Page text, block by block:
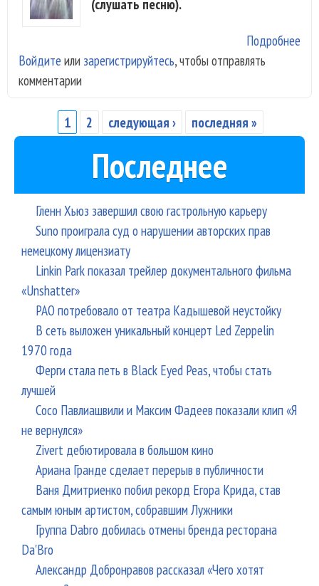
(слушать песню).
Подробнее
Войдите или зарегистрируйтесь, чтобы отправлять
комментарии
Страницы
1 2 следующая › последняя »
Последнее
Гленн Хьюз завершил свою гастрольную карьеру
Suno проиграла суд о нарушении авторских прав
немецкому лицензиату
Linkin Park показал трейлер документального фильма
«Unshatter»
РАО потребовало от театра Кадышевой неустойку
В сеть выложен уникальный концерт Led Zeppelin
1970 года
Ферги стала петь в Black Eyed Peas, чтобы стать
лучшей
Сосо Павлиашвили и Максим Фадеев показали клип «Я
не вернулся»
Zivert дебютировала в большом кино
Ариана Гранде сделает перерыв в публичности
Ваня Дмитриенко побил рекорд Егора Крида, став
самым юным артистом, собравшим Лужники
Группа Dabro добилась отмены бренда ресторана
Da'Bro
Александр Добронравов рассказал «Чего хотят